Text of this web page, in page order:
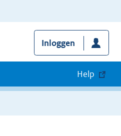
Inloggen
Help